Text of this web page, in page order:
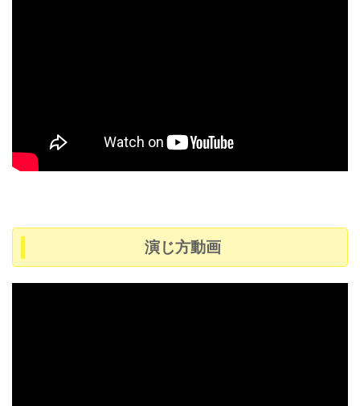
演じ方動画